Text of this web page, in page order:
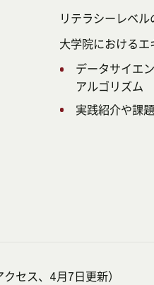
リテラシーレベ
大学院における
データサイエ
アルゴリズム
実践紹介や課
セス、4月7日更新）